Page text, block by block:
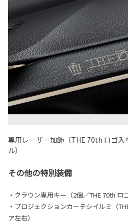
専用レーザー加飾（THE 70th ロゴ入
ル）
その他の特別装備
・クラウン専用キー（2個／THE 70th ロ
・プロジェクションカーテシイルミ（
ア左右）